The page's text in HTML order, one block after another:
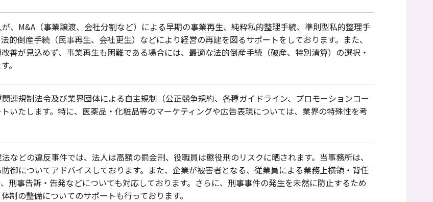
、M&A（事業譲渡、会社分割など）による早期の事業再生、純粋私的整理手続、準則型私的整理手
的倒産手続（民事再生、会社更生）などにより経営の再建を図るサポートをしております。また、
善が見込めず、事業再生も困難である場合には、最適な法的倒産手続（破産、特別清算）の選択・
。
連規制法令及び業界団体による自主規制（公正競争規約、各種ガイドライン、プロモーションコー
いたします。特に、医薬品・化粧品等のマーケティングや広告表現については、業界の特殊性を考
などの違反事件では、法人は高額の罰金刑、役職員は懲役刑のリスクに晒されます。当事務所は、
御についてアドバイスしております。また、企業が被害者となる、従業員による業務上横領・背任
刑事告訴・告発などについても対応しております。さらに、刑事事件の発生を未然に防止するため
制の整備についてのサポートも行っております。